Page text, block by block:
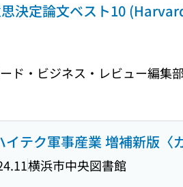
決定論文ベスト10
ド・ビジネス・レビュー編集
テク軍事産業 増補新版〈
横浜市中央図書館